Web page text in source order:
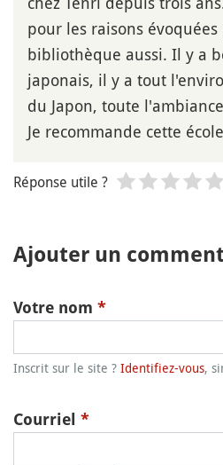
pour les raisons
bibliothèque aussi. Il y a
japonais, il y a tout
du Japon, toute
Je recommande cette
Réponse utile ?
Ajouter un
Votre nom *
Inscrit sur le site ? Identifiez-vous,
Courriel *